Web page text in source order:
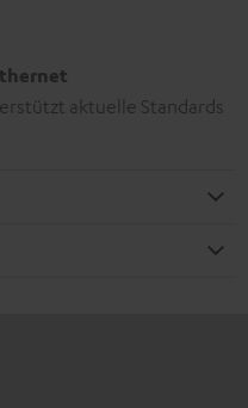
aktuelle Standards